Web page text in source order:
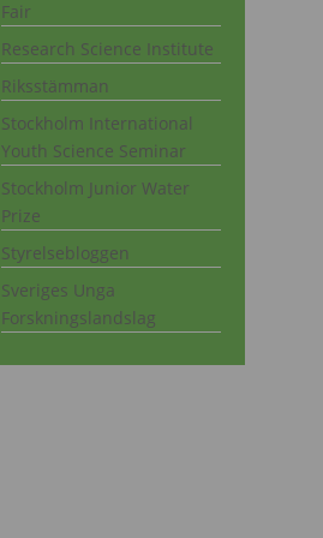
Fair
Research Science Institute
Riksstämman
Stockholm International
Youth Science Seminar
Stockholm Junior Water
Prize
Styrelsebloggen
Sveriges Unga
Forskningslandslag